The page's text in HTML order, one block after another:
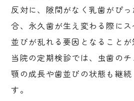
反対に、隙間がなく乳歯がぴ
合、永久歯が生え変わる際に
並びが乱れる要因となることが
当院の定期検診では、虫歯のチ
顎の成長や歯並びの状態も継
す。